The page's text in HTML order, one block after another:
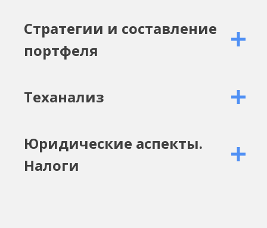
Стратегии и составление
портфеля
Теханализ
Юридические аспекты.
Налоги